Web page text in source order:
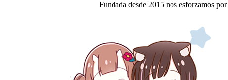
Fundada desde 2015 nos esforzamos